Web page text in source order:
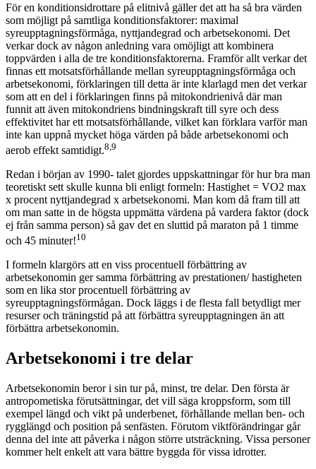
För en konditionsidrottare på elitnivå gäller det att ha så bra värden
som möjligt på samtliga konditionsfaktorer: maximal
syreupptagningsförmåga, nyttjandegrad och arbetsekonomi. Det
verkar dock av någon anledning vara omöjligt att kombinera
toppvärden i alla de tre konditionsfaktorerna. Framför allt verkar det
finnas ett motsatsförhållande mellan syreupptagningsförmåga och
arbetsekonomi, förklaringen till detta är inte klarlagd men det verkar
som att en del i förklaringen finns på mitokondrienivå där man
funnit att även mitokondriens bindningskraft till syre och dess
effektivitet har ett motsatsförhållande, vilket kan förklara varför man
inte kan uppnå mycket höga värden på både arbetsekonomi och
aerob effekt samtidigt.8,9
Redan i början av 1990- talet gjordes uppskattningar för hur bra man
teoretiskt sett skulle kunna bli enligt formeln: Hastighet = VO2 max
x procent nyttjandegrad x arbetsekonomi. Man kom då fram till att
om man satte in de högsta uppmätta värdena på vardera faktor (dock
ej från samma person) så gav det en sluttid på maraton på 1 timme
och 45 minuter!10
I formeln klargörs att en viss procentuell förbättring av
arbetsekonomin ger samma förbättring av prestationen/ hastigheten
som en lika stor procentuell förbättring av
syreupptagningsförmågan. Dock läggs i de flesta fall betydligt mer
resurser och träningstid på att förbättra syreupptagningen än att
förbättra arbetsekonomin.
Arbetsekonomi i tre delar
Arbetsekonomin beror i sin tur på, minst, tre delar. Den första är
antropometiska förutsättningar, det vill säga kroppsform, som till
exempel längd och vikt på underbenet, förhållande mellan ben- och
rygglängd och position på senfästen. Förutom viktförändringar går
denna del inte att påverka i någon större utsträckning. Vissa personer
kommer helt enkelt att vara bättre byggda för vissa idrotter.